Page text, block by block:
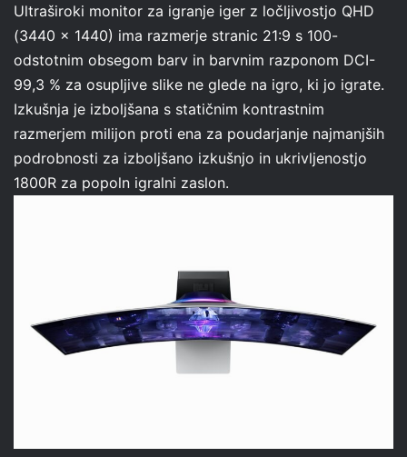
Ultraširoki monitor za igranje iger z ločljivostjo QHD
(3440 x 1440) ima razmerje stranic 21:9 s 100-
odstotnim obsegom barv in barvnim razponom DCI-
99,3 % za osupljive slike ne glede na igro, ki jo igrate.
Izkušnja je izboljšana s statičnim kontrastnim
razmerjem milijon proti ena za poudarjanje najmanjših
podrobnosti za izboljšano izkušnjo in ukrivljenostjo
1800R za popoln igralni zaslon.